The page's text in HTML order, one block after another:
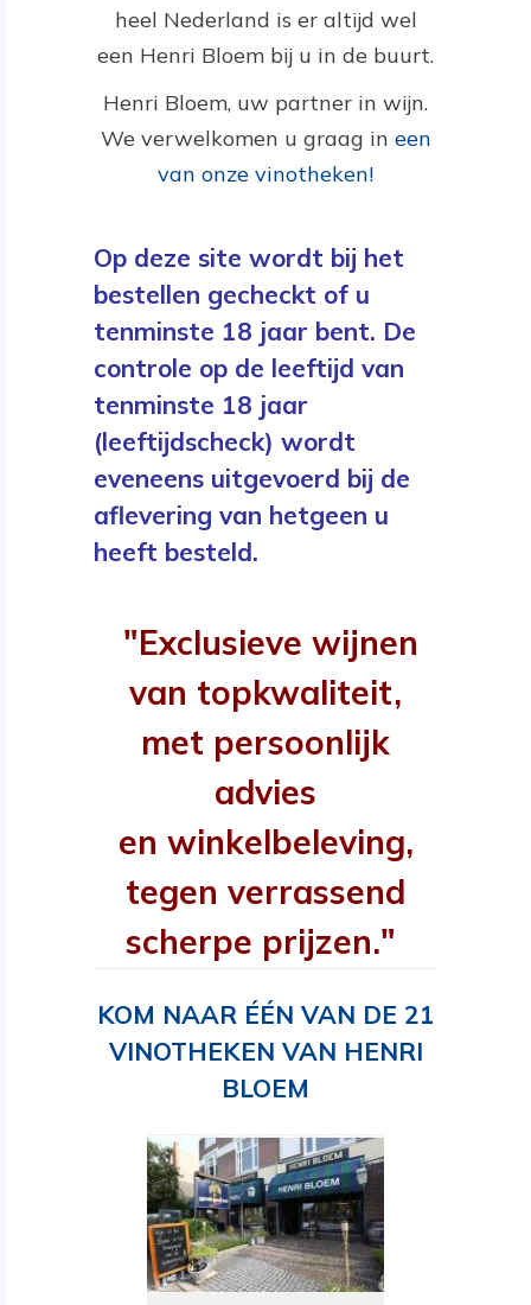
heel Nederland is er altijd wel
een Henri Bloem bij u in de buurt.
Henri Bloem, uw partner in wijn.
We verwelkomen u graag in een
van onze vinotheken!
Op deze site wordt bij het
bestellen gecheckt of u
tenminste 18 jaar bent. De
controle op de leeftijd van
tenminste 18 jaar
(leeftijdscheck) wordt
eveneens uitgevoerd bij de
aflevering van hetgeen u
heeft besteld.
"Exclusieve wijnen
van topkwaliteit,
met persoonlijk
advies
en winkelbeleving,
tegen verrassend
scherpe prijzen."
KOM NAAR ÉÉN VAN DE 21
VINOTHEKEN VAN HENRI
BLOEM